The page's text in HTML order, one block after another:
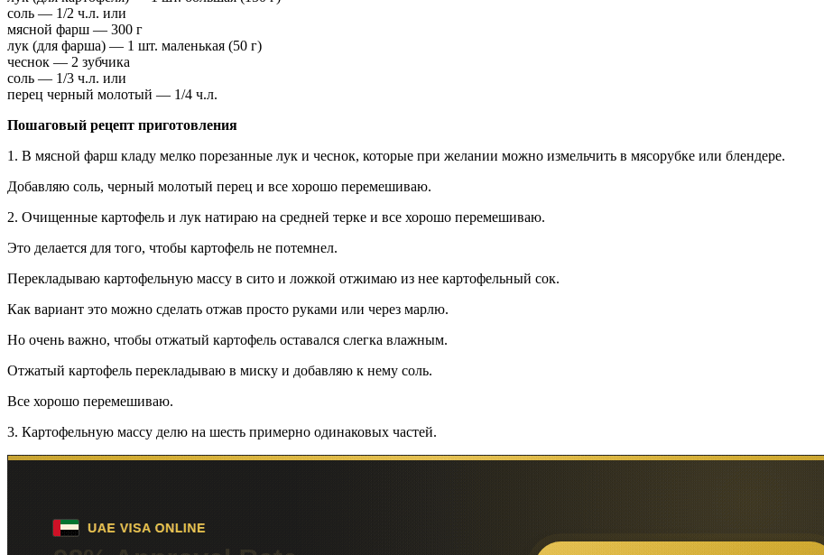
соль — 1/2 ч.л. или
мясной фарш — 300 г
лук (для фарша) — 1 шт. маленькая (50 г)
чеснок — 2 зубчика
соль — 1/3 ч.л. или
перец черный молотый — 1/4 ч.л.
Пошаговый рецепт приготовления
1. В мясной фарш кладу мелко порезанные лук и чеснок, которые при желании можно измельчить в мясорубке или блендере.
Добавляю соль, черный молотый перец и все хорошо перемешиваю.
2. Очищенные картофель и лук натираю на средней терке и все хорошо перемешиваю.
Это делается для того, чтобы картофель не потемнел.
Перекладываю картофельную массу в сито и ложкой отжимаю из нее картофельный сок.
Как вариант это можно сделать отжав просто руками или через марлю.
Но очень важно, чтобы отжатый картофель оставался слегка влажным.
Отжатый картофель перекладываю в миску и добавляю к нему соль.
Все хорошо перемешиваю.
3. Картофельную массу делю на шесть примерно одинаковых частей.